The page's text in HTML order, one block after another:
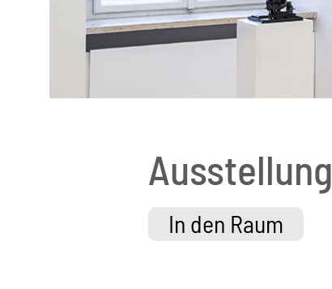
Ausstellung
In den Raum